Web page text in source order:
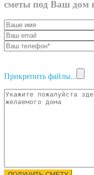
сметы под Ваш дом
Прикрепить файлы...